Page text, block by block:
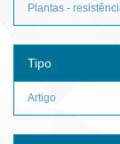
Plantas -
Tipo
Artigo